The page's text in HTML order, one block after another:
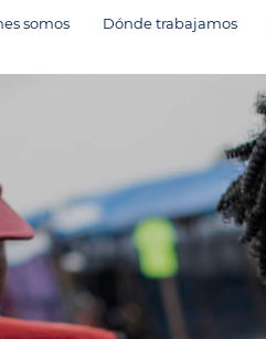
somos Dónde trabajamos